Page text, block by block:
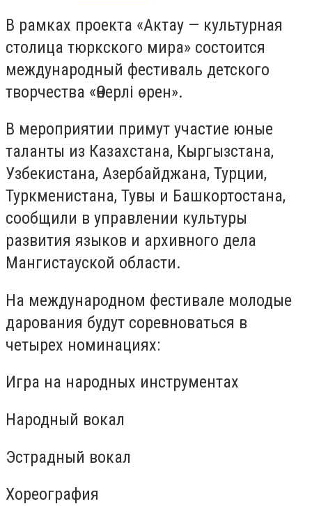
В рамках проекта «Актау — культурная
столица тюркского мира» состоится
международный фестиваль детского
творчества «Өнерлі өрен».
В мероприятии примут участие юные
таланты из Казахстана, Кыргызстана,
Узбекистана, Азербайджана, Турции,
Туркменистана, Тувы и Башкортостана,
сообщили в управлении культуры
развития языков и архивного дела
Мангистауской области.
На международном фестивале молодые
дарования будут соревноваться в
четырех номинациях:
Игра на народных инструментах
Народный вокал
Эстрадный вокал
Хореография